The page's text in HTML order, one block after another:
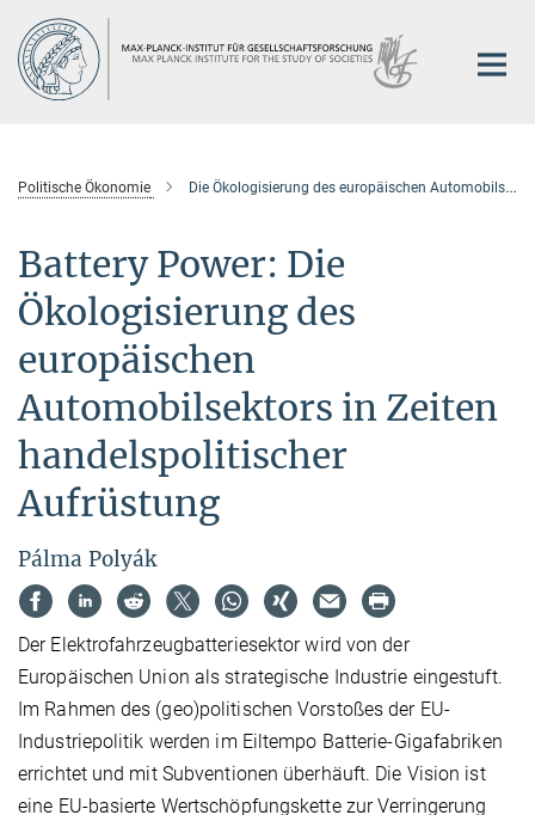
Hauptinhalt
Politische Ökonomie Die Ökologisierung des europäischen Automobilsektors
Battery Power: Die
Ökologisierung des
europäischen
Automobilsektors in Zeiten
handelspolitischer
Aufrüstung
Pálma Polyák
Der Elektrofahrzeugbatteriesektor wird von der
Europäischen Union als strategische Industrie eingestuft.
Im Rahmen des (geo)politischen Vorstoßes der EU-
Industriepolitik werden im Eiltempo Batterie-Gigafabriken
errichtet und mit Subventionen überhäuft. Die Vision ist
eine EU-basierte Wertschöpfungskette zur Verringerung